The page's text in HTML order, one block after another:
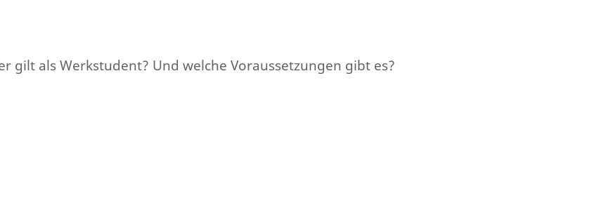
gilt als Werkstudent? Und welche Voraussetzungen gibt es?